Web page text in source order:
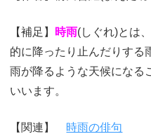
【補足】 時雨(しぐれ)とは
的に降ったり止んだりする
雨が降るような天候になる
いいます。
【関連】 時雨の俳句